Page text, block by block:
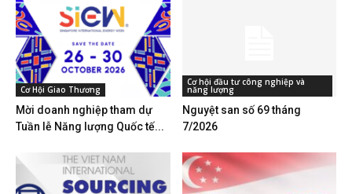
Cơ Hội Giao Thương
Mời doanh nghiệp tham dự
Tuần lễ Năng lượng Quốc tế...
Cơ hội đầu tư công nghiệp và
năng lượng
Nguyệt san số 69 tháng
7/2026